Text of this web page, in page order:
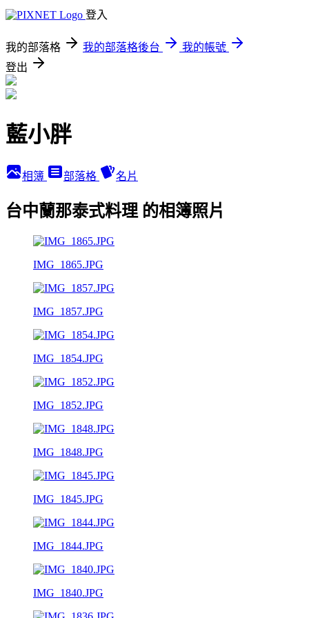
登入
我的部落格 我的部落格後台
我的帳號
登出
藍小胖
相簿 部落格 名片
台中蘭那泰式料理 的相簿照片
IMG_1865.JPG
IMG_1857.JPG
IMG_1854.JPG
IMG_1852.JPG
IMG_1848.JPG
IMG_1845.JPG
IMG_1844.JPG
IMG_1840.JPG